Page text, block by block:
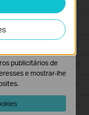
as suas
e ajustar a
através do
publicitários de
e mostrar-lhe